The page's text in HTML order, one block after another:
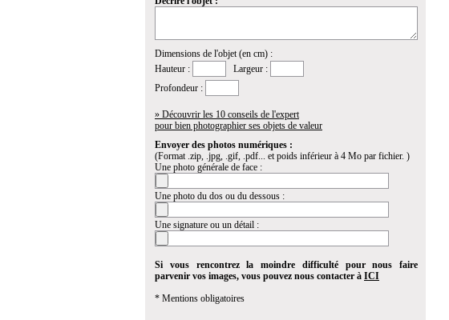
Dimensions de l'objet (en cm) :
Hauteur :
Largeur :
Profondeur :
» Découvrir les 10 conseils de l'expert
pour bien photographier ses objets de valeur
Envoyer des photos numériques :
(Format .zip, .jpg, .gif, .pdf... et poids inférieur à 4 Mo par fichier. )
Une photo générale de face :
Une photo du dos ou du dessous :
Une signature ou un détail :
Si vous rencontrez la moindre difficulté pour nous faire
parvenir vos images, vous pouvez nous contacter à ICI
* Mentions obligatoires